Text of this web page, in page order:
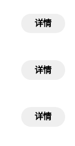
详情
详情
详情